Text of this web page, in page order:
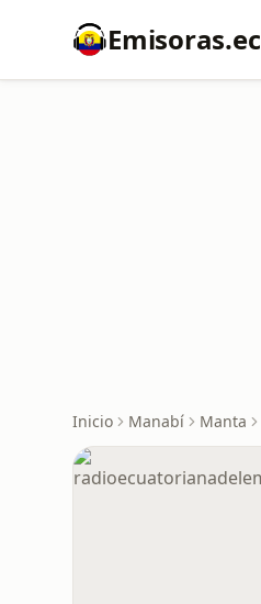
Emisoras.ec
Inicio Manabí Manta